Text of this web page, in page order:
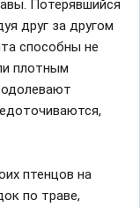
Потерявшийся
друг за другом
способны не
плотным
птенцов на
по траве,